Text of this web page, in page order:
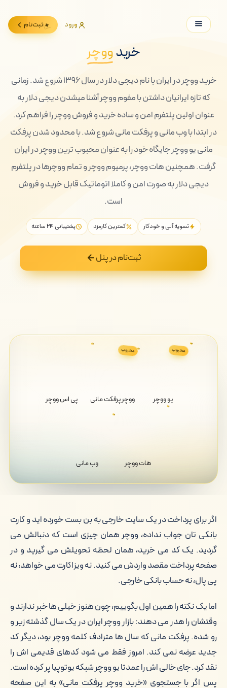
ورود ثبت‌نام
خریدووچر
خرید ووچر در ایران با نام دیجی دلار در سال ۱۳۹۶ شروع شد. زمانی
که تازه ایرانیان داشتن با مفوم ووچر آشنا میشدن دیجی دلار به
عنوان اولین پلتفرم امن و ساده خرید و فروش ووچر را فراهم کرد.
در ابتدا با وب مانی و پرفکت مانی شروع شد. با محدود شدن پرفکت
مانی یو ووچر جایگاه خود را به عنوان محبوب ترین ووچر در ایران
گرفت. همچنین هات ووچر، پرمیوم ووچر و تمام ووچرها در پلتفرم
دیجی دلار به صورت امن و کاملا اتوماتیک قابل خرید و فروش
است.
تسویه آنی و خودکار کمترین کارمزد پشتیبانی ۲۴ ساعته
ثبت‌نام در پنل
محبوب
یو ووچر
محبوب
ووچر پرفکت مانی پی اس ووچر
هات ووچر وب مانی
اگر برای پرداخت در یک سایت خارجی به بن بست خورده اید و کارت
بانکی تان جواب نداده، ووچر همان چیزی است که دنبالش می
گردید. یک کد می خرید، همان لحظه تحویلش می گیرید و در
صفحه پرداخت مقصد واردش می کنید. نه ویزاکارت می خواهد، نه
پی پال، نه حساب بانکی خارجی.
اما یک نکته را همین اول بگوییم، چون هنوز خیلی ها خبر ندارند و
وقتشان را هدر می دهند: بازار ووچر ایران در یک سال گذشته زیر و
رو شده. پرفکت مانی که سال ها مترادف کلمه ووچر بود، دیگر کد
جدید عرضه نمی کند. امروز فقط می شود کدهای قدیمی اش را
نقد کرد. جای خالی اش را عمدتا یو ووچر شبکه یوتوپیا پر کرده است.
پس اگر با جستجوی «خرید ووچر پرفکت مانی» به این صفحه